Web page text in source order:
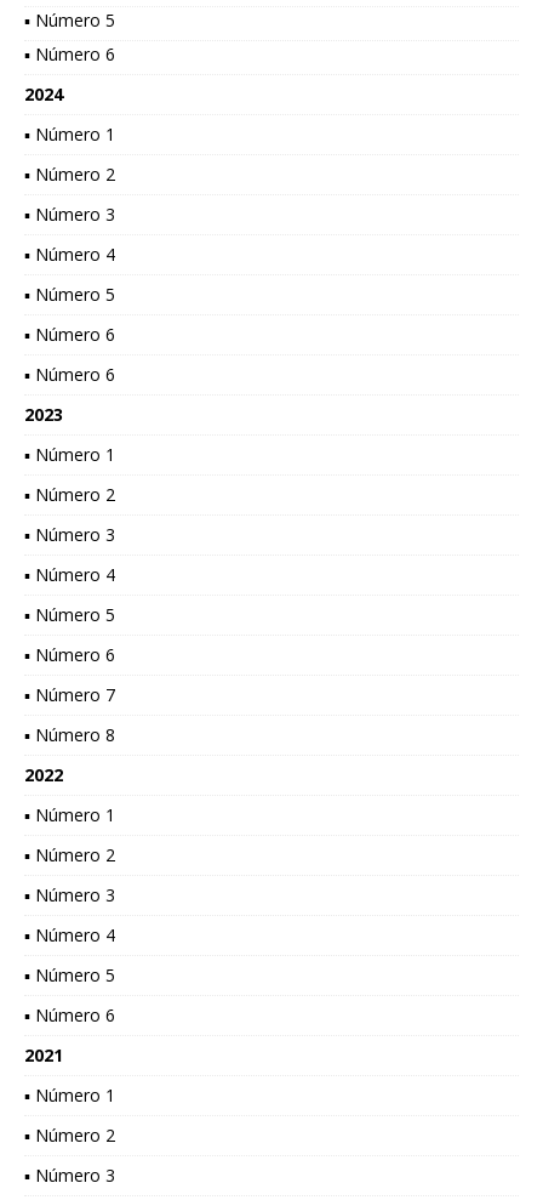
▪ Número 5
▪ Número 6
2024
▪ Número 1
▪ Número 2
▪ Número 3
▪ Número 4
▪ Número 5
▪ Número 6
▪ Número 6
2023
▪ Número 1
▪ Número 2
▪ Número 3
▪ Número 4
▪ Número 5
▪ Número 6
▪ Número 7
▪ Número 8
2022
▪ Número 1
▪ Número 2
▪ Número 3
▪ Número 4
▪ Número 5
▪ Número 6
2021
▪ Número 1
▪ Número 2
▪ Número 3